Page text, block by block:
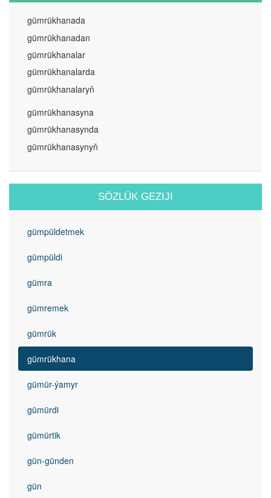
gümrükhanada
gümrükhanadan
gümrükhanalar
gümrükhanalarda
gümrükhanalaryň
gümrükhanasyna
gümrükhanasynda
gümrükhanasynyň
SÖZLÜK GEZIJI
gümpüldetmek
gümpüldi
gümra
gümremek
gümrük
gümrükhana
gümür-ýamyr
gümürdi
gümürtik
gün-günden
gün